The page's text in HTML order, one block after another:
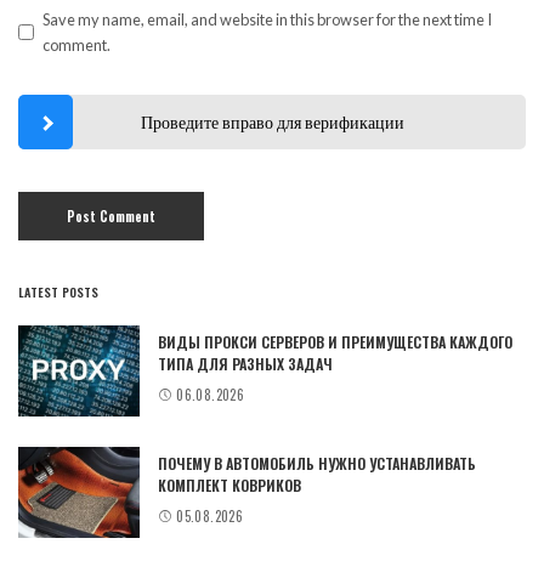
Save my name, email, and website in this browser for the next time I
comment.
Проведите вправо для верификации
LATEST POSTS
ВИДЫ ПРОКСИ СЕРВЕРОВ И ПРЕИМУЩЕСТВА КАЖДОГО
ТИПА ДЛЯ РАЗНЫХ ЗАДАЧ
06.08.2026
ПОЧЕМУ В АВТОМОБИЛЬ НУЖНО УСТАНАВЛИВАТЬ
КОМПЛЕКТ КОВРИКОВ
05.08.2026